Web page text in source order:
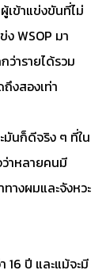
เข้าแข่งขันที่ไม่
WSOP มา
ว่ารายได้รวม
งสองเท่า
นก็ดีจริง ๆ ที่ใน
าหลายคนมี
างผมและจังหวะ
16 ปี และแม้จะมี